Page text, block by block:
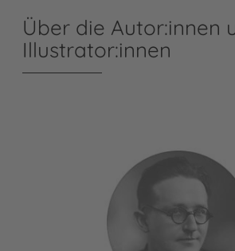
Über die Autor:innen
Illustrator:innen